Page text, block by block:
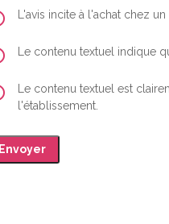
L'avis incite à l'achat chez
Le contenu textuel indique
Le contenu textuel est
l'établissement.
Envoyer